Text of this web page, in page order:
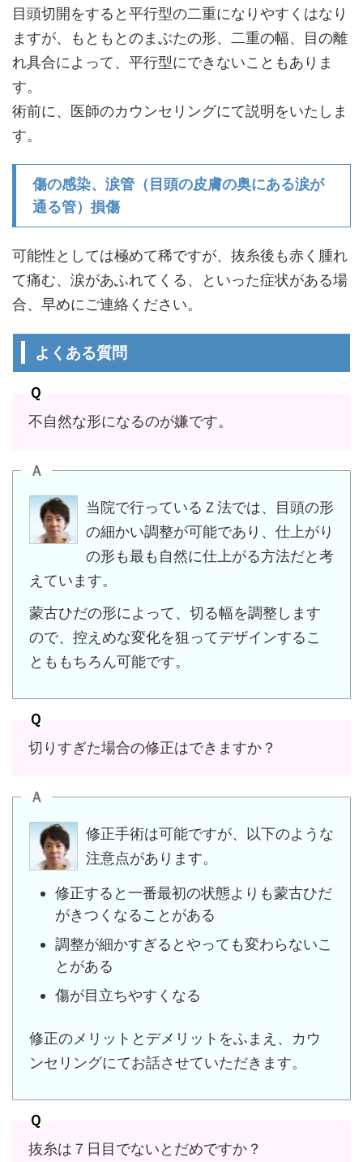
目頭切開をすると平行型の二重になりやすくはなり
ますが、もともとのまぶたの形、二重の幅、目の離
れ具合によって、平行型にできないこともありま
す。
術前に、医師のカウンセリングにて説明をいたしま
す。
傷の感染、涙管（目頭の皮膚の奥にある涙が
通る管）損傷
可能性としては極めて稀ですが、抜糸後も赤く腫れ
て痛む、涙があふれてくる、といった症状がある場
合、早めにご連絡ください。
よくある質問
Ｑ
不自然な形になるのが嫌です。
Ａ
当院で行っているＺ法では、目頭の形
の細かい調整が可能であり、仕上がり
の形も最も自然に仕上がる方法だと考
えています。
蒙古ひだの形によって、切る幅を調整します
ので、控えめな変化を狙ってデザインするこ
とももちろん可能です。
Ｑ
切りすぎた場合の修正はできますか？
Ａ
修正手術は可能ですが、以下のような
注意点があります。
修正すると一番最初の状態よりも蒙古ひだ
がきつくなることがある
調整が細かすぎるとやっても変わらないこ
とがある
傷が目立ちやすくなる
修正のメリットとデメリットをふまえ、カウ
ンセリングにてお話させていただきます。
Ｑ
抜糸は７日目でないとだめですか？